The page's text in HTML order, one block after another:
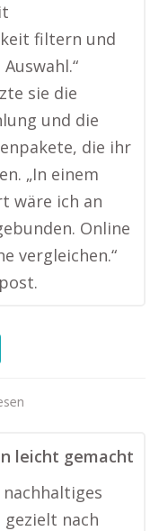
filtern und
sie die
und die
die ihr
„In einem
wäre ich an
Online
vergleichen.“
leicht gemacht
gezielt nach